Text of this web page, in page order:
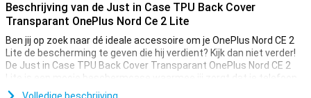
Beschrijving van de Just in Case TPU Back Cover
Transparant OnePlus Nord Ce 2 Lite
Ben jij op zoek naar dé ideale accessoire om je OnePlus Nord CE 2
Lite de bescherming te geven die hij verdient? Kijk dan niet verder!
De Just in Case TPU Back Cover Transparant OnePlus Nord CE 2
Lite is een mooie beschermcase waarmee jij zorgt dat je telefoon
zo lang mogelijk mee gaat.